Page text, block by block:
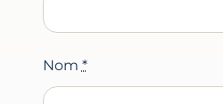
Nom *